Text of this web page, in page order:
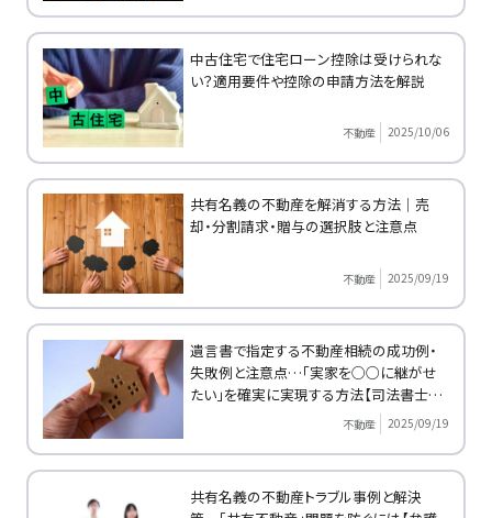
中古住宅で住宅ローン控除は受けられな
い？適用要件や控除の申請方法を解説
不動産 2025/10/06
共有名義の不動産を解消する方法｜売
却・分割請求・贈与の選択肢と注意点
不動産 2025/09/19
遺言書で指定する不動産相続の成功例・
失敗例と注意点…「実家を○○に継がせ
たい」を確実に実現する方法【司法書士が
不動産 2025/09/19
共有名義の不動産トラブル事例と解決